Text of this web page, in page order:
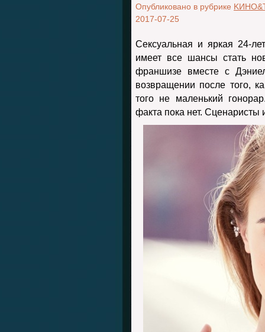
Опубликовано в рубрике
2017-07-25
Сексуальная и яркая 24-
имеет все шансы стать
франшизе вместе с
возвращении после того,
того не маленький
факта пока нет.